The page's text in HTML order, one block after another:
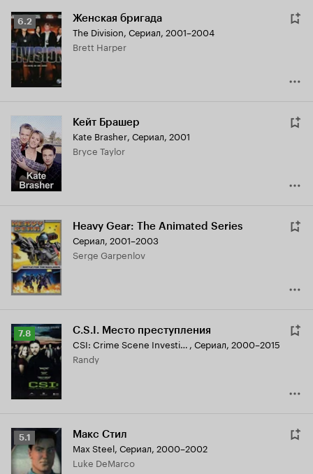
Рейтинг
Кинопоиска
6.2
6.2 Женская бригада
The Division, Сериал, 2001–2004
Brett Harper
Кейт Брашер
Kate Brasher, Сериал, 2001
Bryce Taylor
Heavy Gear: The Animated Series
Сериал, 2001–2003
Serge Garpenlov
Рейтинг
Кинопоиска
7.8
7.8 C.S.I. Место преступления
CSI: Crime Scene Investigation , Сериал, 2000–2015
Randy
Рейтинг
Кинопоиска
5.1 Макс Стил
Max Steel, Сериал, 2000–2002
Luke DeMarco